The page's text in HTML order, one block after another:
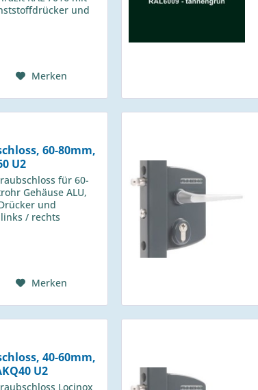
und
25mm Hub - 4-
Merken
60-80mm,
U2
für 60-
Gehäuse ALU,
und
/ rechts
mit 25mm
bis 20mm -
Merken
40-60mm,
U2
Locinox